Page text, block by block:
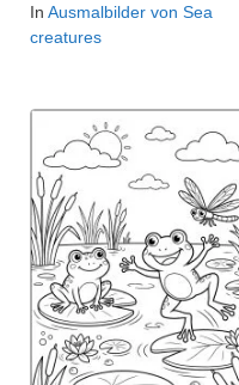
In Ausmalbilder von Sea
creatures